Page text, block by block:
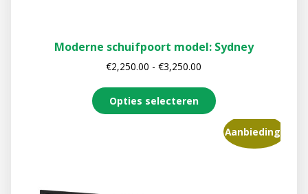
Moderne schuifpoort model: Sydney
€2,250.00 - €3,250.00
Opties selecteren
Aanbieding!